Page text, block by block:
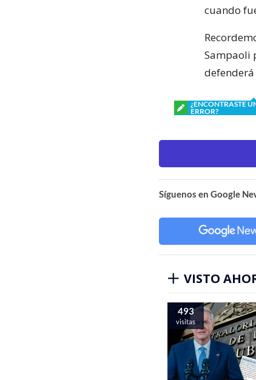
cuando
Sampaoli
defenderá
¿ENCONTRASTE
ERROR?
Síguenos en Google
VISTO
493
visitas